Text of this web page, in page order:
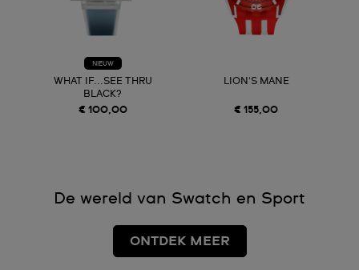
NIEUW
WHAT IF...SEE THRU
BLACK?
€ 100,00
LION'S MANE
€ 155,00
De wereld van Swatch en Sport
ONTDEK MEER